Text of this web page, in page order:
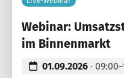
Webinar:
im Binnenmarkt
01.09.2026 ·